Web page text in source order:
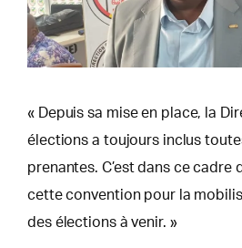
« Depuis sa mise en place, la
élections a toujours inclus
prenantes. C’est dans ce cadre
cette convention pour la
des élections à venir. »